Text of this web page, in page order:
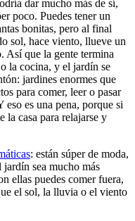
dar mucho más de sí,
poco. Puedes tener un
bonitas, pero al final
sol, hace viento, llueve un
Así que la gente termina
la cocina, y el jardín se
jardines enormes que
para comer, leer o pasar
eso es una pena, porque si
la casa para relajarse y
: están súper de moda,
jardín sea mucho más
ellas puedes comer fuera,
el sol, la lluvia o el viento